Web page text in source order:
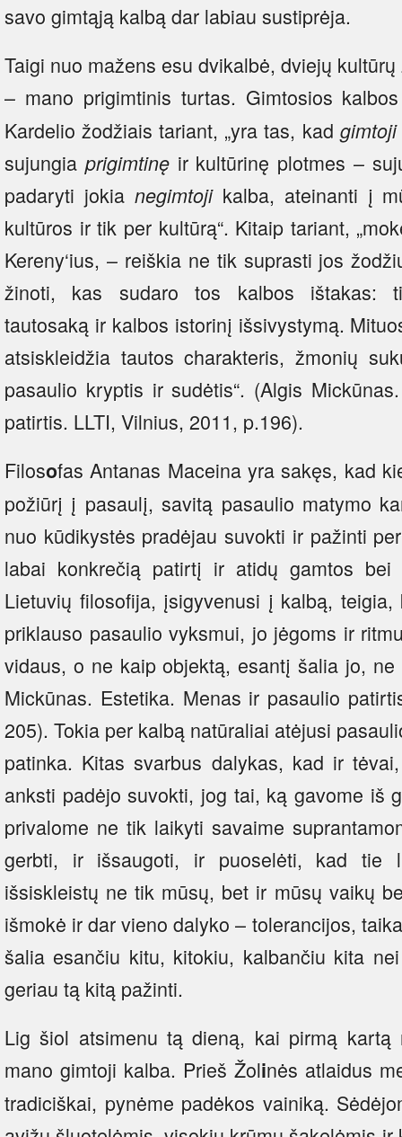
savo gimtąją kalbą dar labiau sustiprėja.
Taigi nuo mažens esu dvikalbė, dviejų
– mano prigimtinis turtas. Gimtosios
Kardelio žodžiais tariant, „yra tas, kad gimtoji
sujungia prigimtinęir kultūrinę plotmes –
padaryti jokia negimtojikalba, ateinanti į
kultūros ir tik per kultūrą“. Kitaip tariant,
Kereny‘ius, – reiškia ne tik suprasti jos
žinoti, kas sudaro tos kalbos ištakas:
tautosaką ir kalbos istorinį išsivystymą.
atsiskleidžia tautos charakteris, žmonių
pasaulio kryptis ir sudėtis“. (Algis
patirtis. LLTI, Vilnius, 2011, p.196).
Filosofas Antanas Maceina yra sakęs, kad
požiūrį į pasaulį, savitą pasaulio matymo
nuo kūdikystės pradėjau suvokti ir pažinti
labai konkrečią patirtį ir atidų gamtos
Lietuvių filosofija, įsigyvenusi į kalbą,
priklauso pasaulio vyksmui, jo jėgoms ir
vidaus, o ne kaip objektą, esantį šalia jo,
Mickūnas. Estetika. Menas ir pasaulio
205). Tokia per kalbą natūraliai atėjusi
patinka. Kitas svarbus dalykas, kad ir
anksti padėjo suvokti, jog tai, ką gavome iš
privalome ne tik laikyti savaime
gerbti, ir išsaugoti, ir puoselėti, kad tie
išsiskleistų ne tik mūsų, bet ir mūsų vaikų
išmokė ir dar vieno dalyko – tolerancijos,
šalia esančiu kitu, kitokiu, kalbančiu kita
geriau tą kitą pažinti.
Lig šiol atsimenu tą dieną, kai pirmą kartą
mano gimtoji kalba. Prieš Žolinės atlaidus
tradiciškai, pynėme padėkos vainiką.